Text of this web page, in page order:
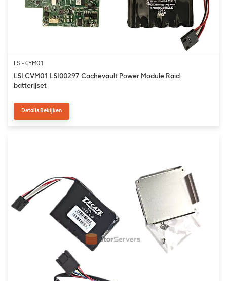
LSI-KYM01
LSI CVM01 LSI00297 Cachevault Power Module Raid-
batterijset
Details Bekijken